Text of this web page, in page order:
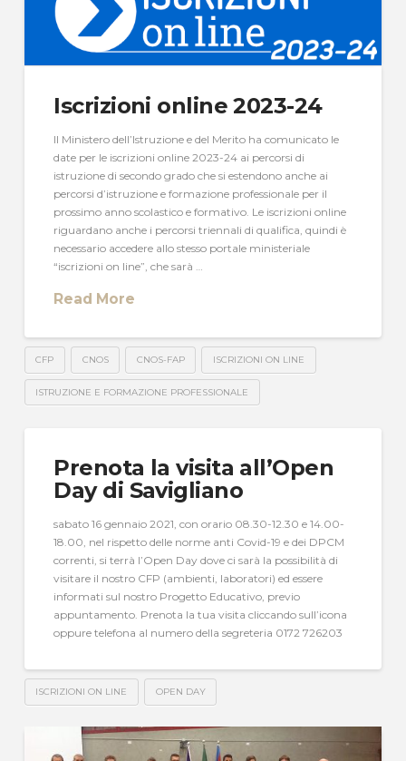
Iscrizioni online 2023-24
Il Ministero dell’Istruzione e del Merito ha comunicato le
date per le iscrizioni online 2023-24 ai percorsi di
istruzione di secondo grado che si estendono anche ai
percorsi d’istruzione e formazione professionale per il
prossimo anno scolastico e formativo. Le iscrizioni online
riguardano anche i percorsi triennali di qualifica, quindi è
necessario accedere allo stesso portale ministeriale
“iscrizioni on line”, che sarà …
Read More
CFP CNOS CNOS-FAP ISCRIZIONI ON LINE
ISTRUZIONE E FORMAZIONE PROFESSIONALE
Prenota la visita all’Open
Day di Savigliano
sabato 16 gennaio 2021, con orario 08.30-12.30 e 14.00-
18.00, nel rispetto delle norme anti Covid-19 e dei DPCM
correnti, si terrà l’Open Day dove ci sarà la possibilità di
visitare il nostro CFP (ambienti, laboratori) ed essere
informati sul nostro Progetto Educativo, previo
appuntamento. Prenota la tua visita cliccando sull’icona
oppure telefona al numero della segreteria 0172 726203
ISCRIZIONI ON LINE OPEN DAY